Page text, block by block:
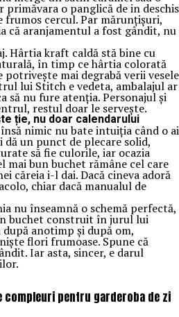
o panglică de in deschis
frumos cercul. Par mărunțișuri,
că aranjamentul a fost gândit, nu
Hârtia kraft caldă stă bine cu
în timp ce hârtia colorată
potrivește mai degrabă verii vesele
lui Stitch e vedeta, ambalajul ar
să nu fure atenția. Personajul și
restul doar le servește.
ție, nu doar calendarului
nimic nu bate intuiția când o ai
dă un punct de plecare solid,
să fie culorile, iar ocazia
mai bun buchet rămâne cel care
căreia i-l dai. Dacă cineva adoră
chiar dacă manualul de
nu înseamnă o schemă perfectă,
buchet construit în jurul lui
anotimp și după om,
flori frumoase. Spune că
Iar asta, sincer, e darul
compleuri pentru garderoba de zi